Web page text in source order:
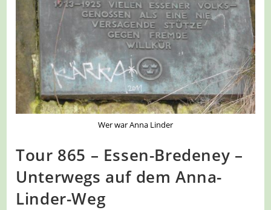
Wer war Anna Linder
Tour 865 – Essen-Bredeney –
Unterwegs auf dem Anna-
Linder-Weg